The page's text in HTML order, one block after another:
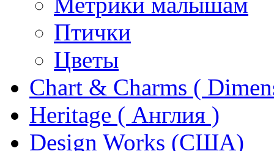
Птички
Цветы
Chart & Charms (
Heritage ( Англия )
Design Works (США)